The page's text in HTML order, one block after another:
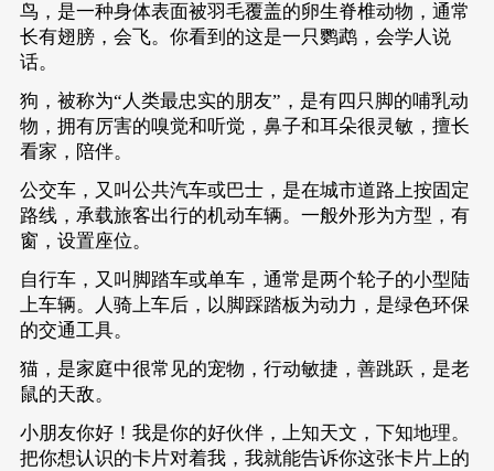
鸟，是一种身体表面被羽毛覆盖的卵生脊椎动物，通常
长有翅膀，会飞。你看到的这是一只鹦鹉，会学人说
话。
狗，被称为“人类最忠实的朋友”，是有四只脚的哺乳动
物，拥有厉害的嗅觉和听觉，鼻子和耳朵很灵敏，擅长
看家，陪伴。
公交车，又叫公共汽车或巴士，是在城市道路上按固定
路线，承载旅客出行的机动车辆。一般外形为方型，有
窗，设置座位。
自行车，又叫脚踏车或单车，通常是两个轮子的小型陆
上车辆。人骑上车后，以脚踩踏板为动力，是绿色环保
的交通工具。
猫，是家庭中很常见的宠物，行动敏捷，善跳跃，是老
鼠的天敌。
小朋友你好！我是你的好伙伴，上知天文，下知地理。
把你想认识的卡片对着我，我就能告诉你这张卡片上的